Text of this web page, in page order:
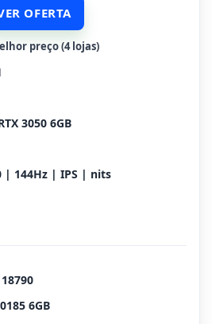
OFERTA
preço (4 lojas)
3050 6GB
| 144Hz | IPS | nits
6GB